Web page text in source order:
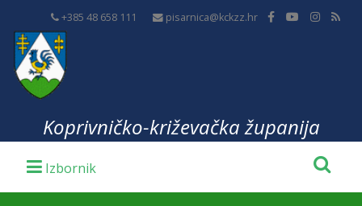
+385 48 658 111 pisarnica@kckzz.hr
Koprivničko-križevačka županija